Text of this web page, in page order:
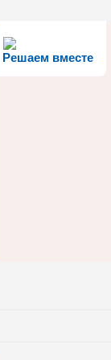
Решаем вместе